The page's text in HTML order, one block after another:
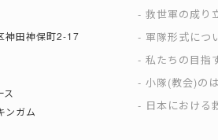
神田神保町2-17
ガム
救世軍の成り
軍隊形式につ
私たちの目指
小隊(教会)の
日本における